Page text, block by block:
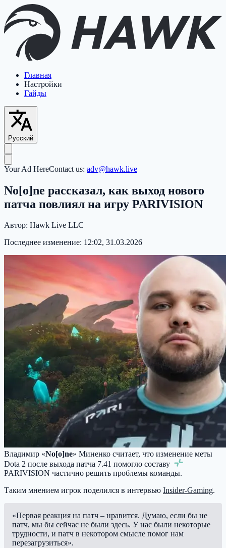
Главная
Настройки
Гайды
Русский
Your Ad HereContact us: adv@hawk.live
No[o]ne рассказал, как выход нового
патча повлиял на игру PARIVISION
Автор: Hawk Live LLC
Последнее изменение: 12:02, 31.03.2026
Владимир «No[o]ne» Миненко считает, что изменение меты
Dota 2 после выхода патча 7.41 помогло составу
PARIVISION частично решить проблемы команды.
Таким мнением игрок поделился в интервью Insider-Gaming.
«Первая реакция на патч – нравится. Думаю, если бы не
патч, мы бы сейчас не были здесь. У нас были некоторые
трудности, и патч в некотором смысле помог нам
перезагрузиться».